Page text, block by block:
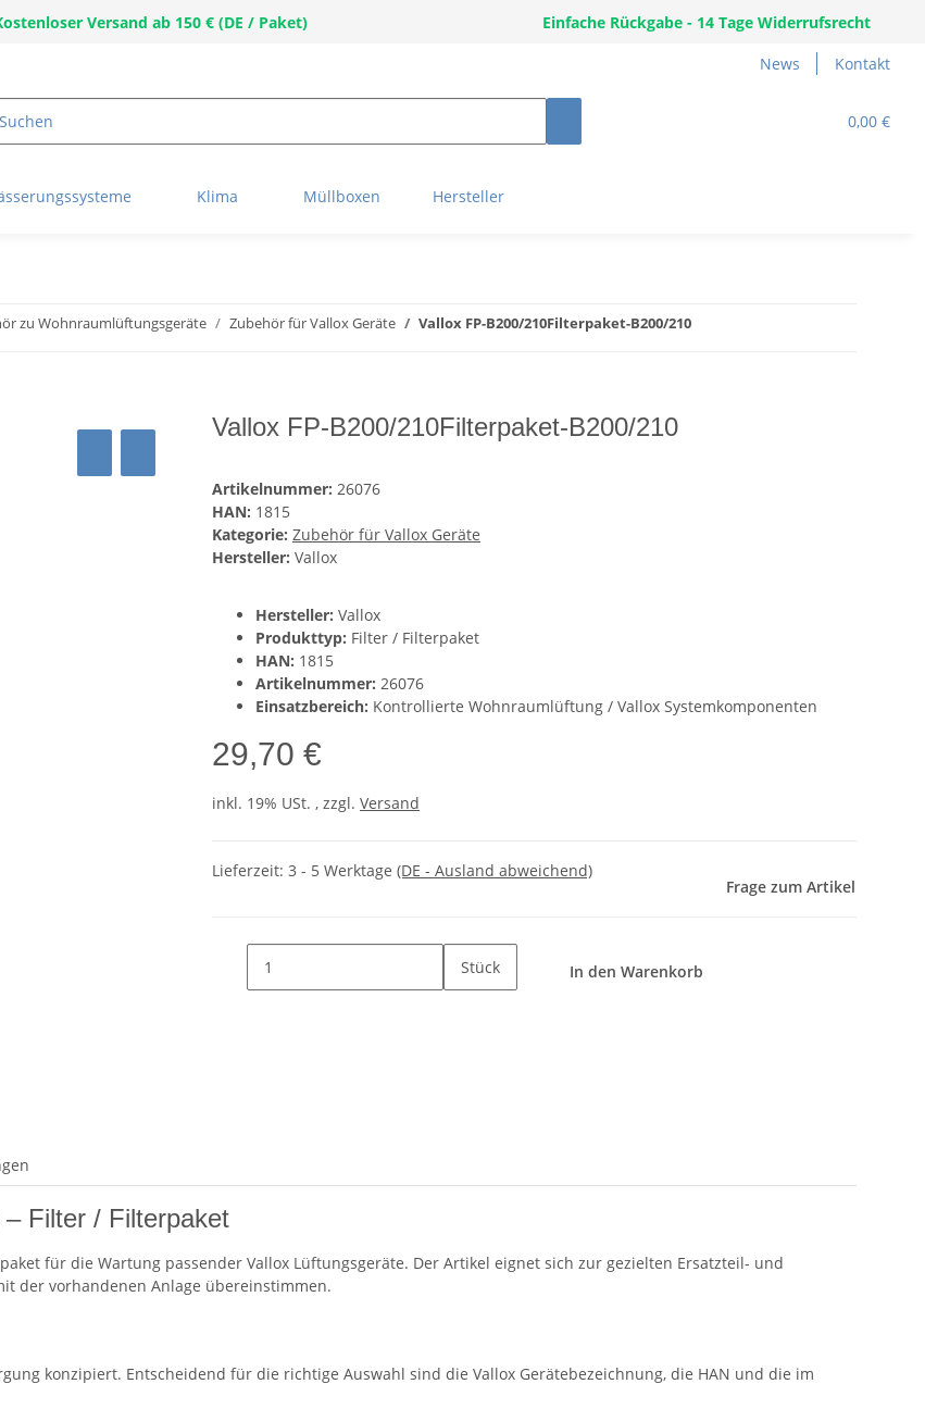
Versand ab 150 € (DE / Paket) Einfache Rückgabe - 14 Tage Widerrufsrecht
News Kontakt
0,00 €
Klima Müllboxen Hersteller
zu Wohnraumlüftungsgeräte Zubehör für Vallox Geräte Vallox FP-B200/210Filterpaket-B200/210
Vallox FP-B200/210Filterpaket-B200/210
Artikelnummer: 26076
HAN: 1815
Kategorie: Zubehör für Vallox Geräte
Hersteller: Vallox
Hersteller: Vallox
Produkttyp: Filter / Filterpaket
HAN: 1815
Artikelnummer: 26076
Einsatzbereich: Kontrollierte Wohnraumlüftung / Vallox Systemkomponenten
29,70 €
inkl. 19% USt. , zzgl. Versand
Lieferzeit: 3 - 5 Werktage (DE - Ausland abweichend)
Frage zum Artikel
Stück In den Warenkorb
Filter / Filterpaket
für die Wartung passender Vallox Lüftungsgeräte. Der Artikel eignet sich zur gezielten Ersatzteil- und
der vorhandenen Anlage übereinstimmen.
konzipiert. Entscheidend für die richtige Auswahl sind die Vallox Gerätebezeichnung, die HAN und die im